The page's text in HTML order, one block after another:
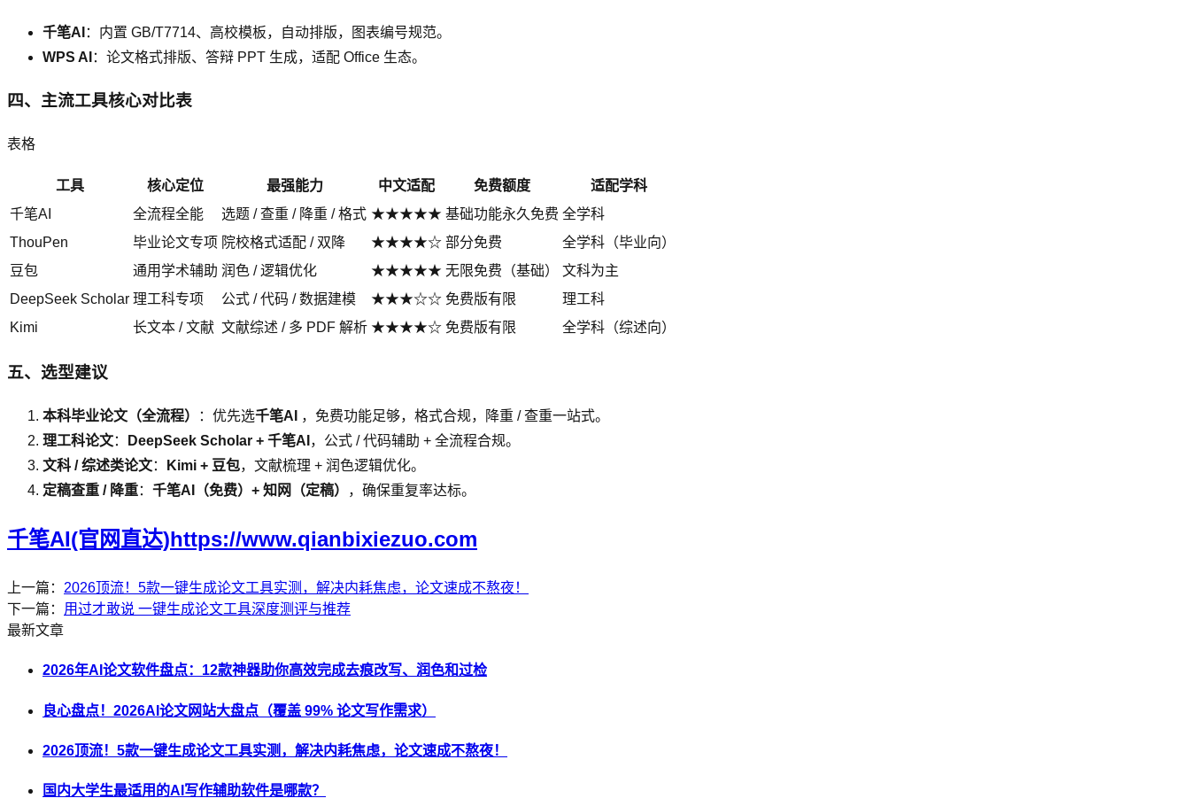
千笔AI ：内置 GB/T7714、高校模板，自动排版，图表编号规范。
WPS AI ：论文格式排版、答辩 PPT 生成，适配 Office 生态。
四、主流工具核心对比表
表格
工具 核心定位 最强能力 中文适配 免费额度
适配学科
千笔AI
全流程全能 选题 / 查重 / 降重 / 格式 ★★★★★ 基础功能永久免费 全学科
ThouPen
毕业论文专项 院校格式适配 / 双降 ★★★★☆ 部分免费
全学科（毕业向）
豆包
通用学术辅助 润色 / 逻辑优化 ★★★★★ 无限免费（基础）
文科为主
DeepSeek Scholar 理工科专项 公式 / 代码 / 数据建模 ★★★☆☆ 免费版有限
理工科
Kimi
长文本 / 文献 文献综述 / 多 PDF 解析 ★★★★☆ 免费版有限 全学科（综述向）
五、选型建议
本科毕业论文（全流程） ：优先选千笔AI
，免费功能足够，格式合规，降重 / 查重一站式。
理工科论文： DeepSeek Scholar + 千笔AI ，公式 / 代码辅助 + 全流程合规。
文科 / 综述类论文： Kimi + 豆包，文献梳理 + 润色逻辑优化。
定稿查重 / 降重： 千笔AI（免费）+ 知网（定稿） ，确保重复率达标。
千笔AI(官网直达)https://www.qianbixiezuo.com
上一篇： 2026顶流！5款一键生成论文工具实测，解决内耗焦虑，论文速成不熬夜！
下一篇： 用过才敢说 一键生成论文工具深度测评与推荐
最新文章
2026年AI论文软件盘点：12款神器助你高效完成去痕改写、润色和过检
良心盘点！2026AI论文网站大盘点（覆盖 99% 论文写作需求）
2026顶流！5款一键生成论文工具实测，解决内耗焦虑，论文速成不熬夜！
国内大学生最适用的AI写作辅助软件是哪款？